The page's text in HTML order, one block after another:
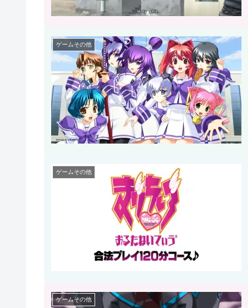
ゲームその他
ゲームその他
ゲームその他